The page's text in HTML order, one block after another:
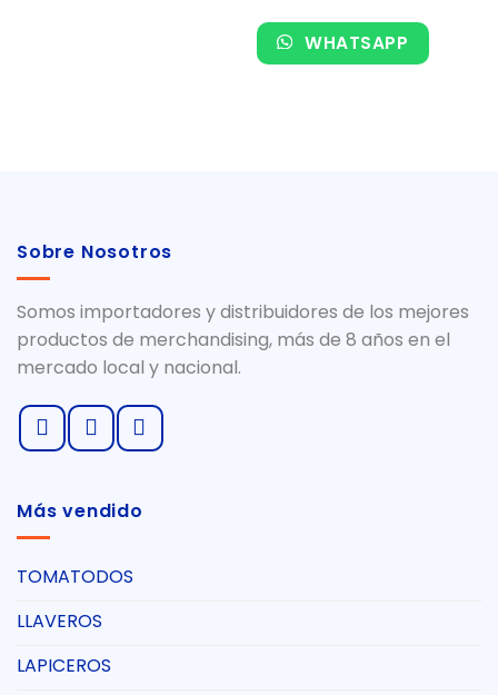
WHATSAPP
Sobre Nosotros
Somos importadores y distribuidores de los mejores
productos de merchandising, más de 8 años en el
mercado local y nacional.
Más vendido
TOMATODOS
LLAVEROS
LAPICEROS